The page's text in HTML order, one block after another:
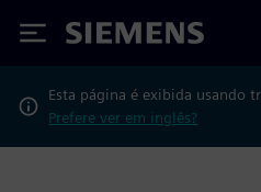
Siemens
Esta página é exibida usando
Prefere ver em inglês?